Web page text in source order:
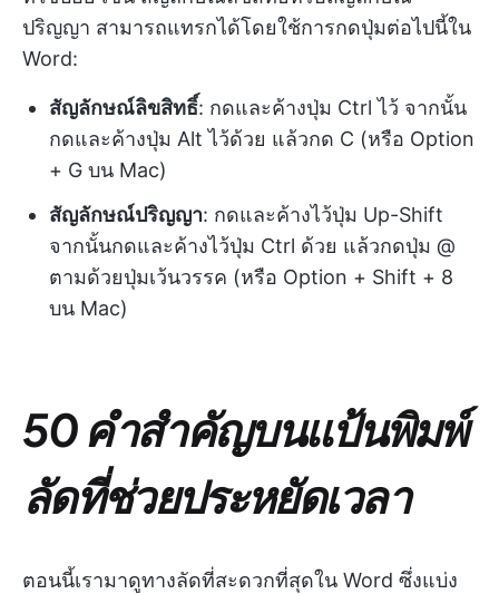
ปริญญา สามารถแทรกได้โดยใช้การกดปุ่มต่อไปนี้ใน
Word:
สัญลักษณ์ลิขสิทธิ์: กดและค้างปุ่ม Ctrl ไว้ จากนั้น
กดและค้างปุ่ม Alt ไว้ด้วย แล้วกด C (หรือ Option
+ G บน Mac)
สัญลักษณ์ปริญญา: กดและค้างไว้ปุ่ม Up-Shift
จากนั้นกดและค้างไว้ปุ่ม Ctrl ด้วย แล้วกดปุ่ม @
ตามด้วยปุ่มเว้นวรรค (หรือ Option + Shift + 8
บน Mac)
50 คำสำคัญบนแป้นพิมพ์
ลัดที่ช่วยประหยัดเวลา
ตอนนี้เรามาดูทางลัดที่สะดวกที่สุดใน Word ซึ่งแบ่ง